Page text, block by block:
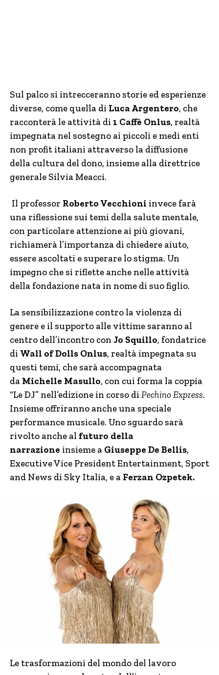
Sul palco si intrecceranno storie ed esperienze
diverse, come quella di Luca Argentero, che
racconterà le attività di 1 Caffè Onlus, realtà
impegnata nel sostegno ai piccoli e medi enti
non profit italiani attraverso la diffusione
della cultura del dono, insieme alla direttrice
generale Silvia Meacci.
Il professor Roberto Vecchioni invece farà
una riflessione sui temi della salute mentale,
con particolare attenzione ai più giovani,
richiamerà l’importanza di chiedere aiuto,
essere ascoltati e superare lo stigma. Un
impegno che si riflette anche nelle attività
della fondazione nata in nome di suo figlio.
La sensibilizzazione contro la violenza di
genere e il supporto alle vittime saranno al
centro dell’incontro con Jo Squillo, fondatrice
di Wall of Dolls Onlus, realtà impegnata su
questi temi, che sarà accompagnata
da Michelle Masullo, con cui forma la coppia
“Le DJ” nell’edizione in corso di Pechino Express.
Insieme offriranno anche una speciale
performance musicale. Uno sguardo sarà
rivolto anche al futuro della
narrazione insieme a Giuseppe De Bellis,
Executive Vice President Entertainment, Sport
and News di Sky Italia, e a Ferzan Ozpetek.
Le trasformazioni del mondo del lavoro